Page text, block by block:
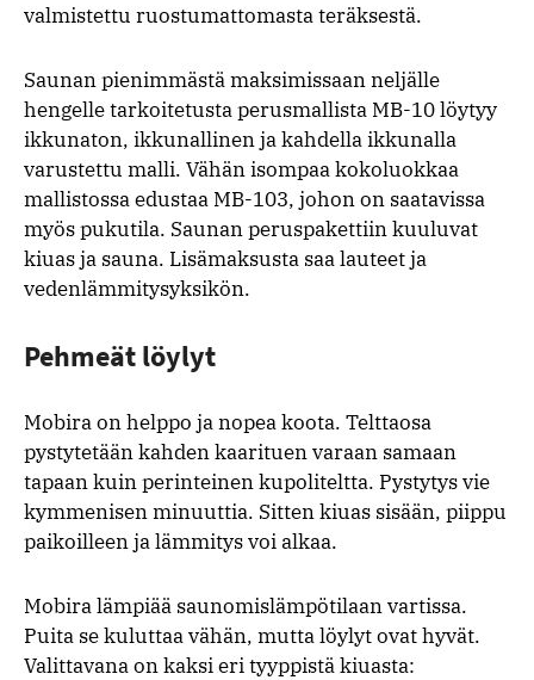
valmistettu ruostumattomasta teräksestä.
Saunan pienimmästä maksimissaan neljälle
hengelle tarkoitetusta perusmallista MB-10 löytyy
ikkunaton, ikkunallinen ja kahdella ikkunalla
varustettu malli. Vähän isompaa kokoluokkaa
mallistossa edustaa MB-103, johon on saatavissa
myös pukutila. Saunan peruspakettiin kuuluvat
kiuas ja sauna. Lisämaksusta saa lauteet ja
vedenlämmitysyksikön.
Pehmeät löylyt
Mobira on helppo ja nopea koota. Telttaosa
pystytetään kahden kaarituen varaan samaan
tapaan kuin perinteinen kupoliteltta. Pystytys vie
kymmenisen minuuttia. Sitten kiuas sisään, piippu
paikoilleen ja lämmitys voi alkaa.
Mobira lämpiää saunomislämpötilaan vartissa.
Puita se kuluttaa vähän, mutta löylyt ovat hyvät.
Valittavana on kaksi eri tyyppistä kiuasta: